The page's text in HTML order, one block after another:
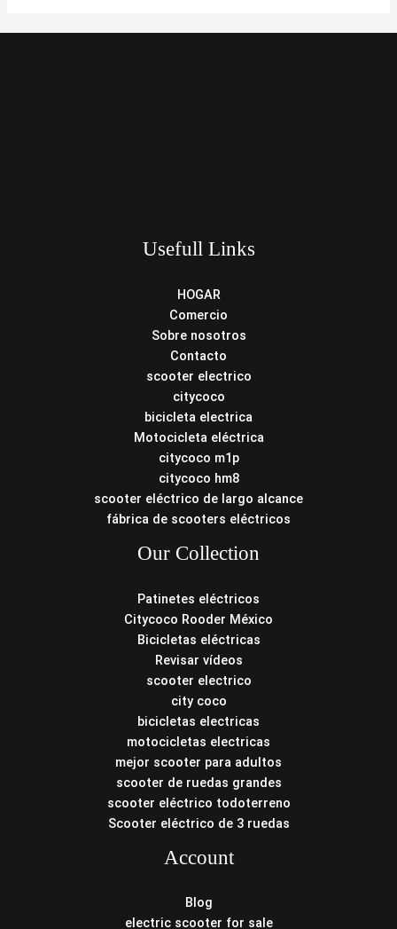
Usefull Links
HOGAR
Comercio
Sobre nosotros
Contacto
scooter electrico
citycoco
bicicleta electrica
Motocicleta eléctrica
citycoco m1p
citycoco hm8
scooter eléctrico de largo alcance
fábrica de scooters eléctricos
Our Collection
Patinetes eléctricos
Citycoco Rooder México
Bicicletas eléctricas
Revisar vídeos
scooter electrico
city coco
bicicletas electricas
motocicletas electricas
mejor scooter para adultos
scooter de ruedas grandes
scooter eléctrico todoterreno
Scooter eléctrico de 3 ruedas
Account
Blog
electric scooter for sale